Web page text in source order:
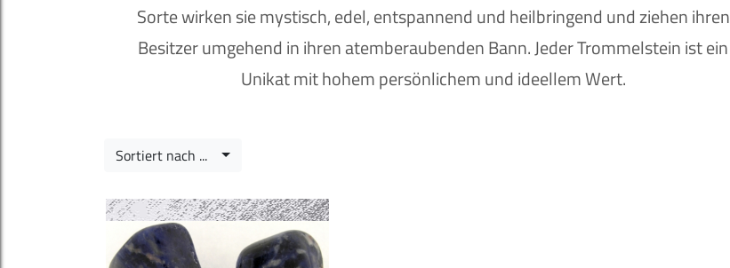
Sorte wirken sie mystisch, edel, entspannend und heilbringend und ziehen ihren
Besitzer umgehend in ihren atemberaubenden Bann. Jeder Trommelstein ist ein
Unikat mit hohem persönlichem und ideellem Wert.
Sortiert nach ...